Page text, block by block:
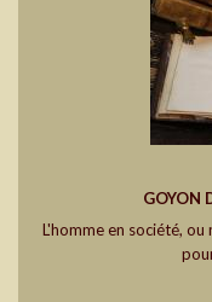
GOYON
L'homme en société,